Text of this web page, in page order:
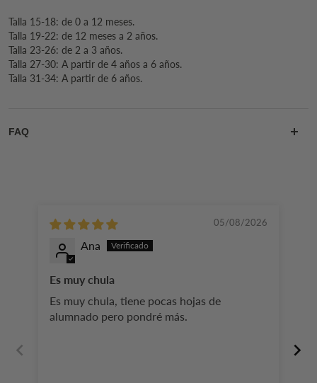
Talla 15-18: de 0 a 12 meses.
Talla 19-22: de 12 meses a 2 años.
Talla 23-26: de 2 a 3 años.
Talla 27-30: A partir de 4 años a 6 años.
Talla 31-34: A partir de 6 años.
FAQ
05/08/2026
Ana
Es muy chula
Es muy chula, tiene pocas hojas de
alumnado pero pondré más.